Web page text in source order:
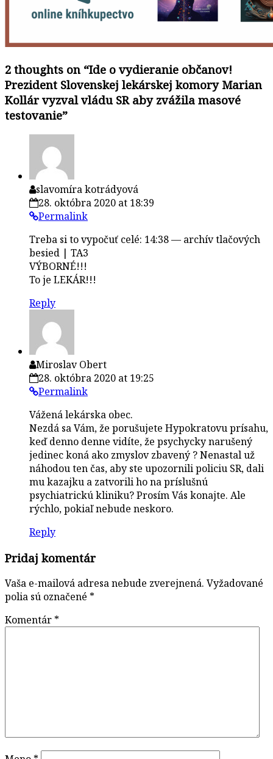
2 thoughts on “Ide o vydieranie občanov!
Prezident Slovenskej lekárskej komory Marian
Kollár vyzval vládu SR aby zvážila masové
testovanie”
slavomíra kotrádyová
28. októbra 2020 at 18:39
Permalink
Treba si to vypočuť celé: 14:38 — archív tlačových
besied | TA3
VÝBORNÉ!!!
To je LEKÁR!!!
Reply
Miroslav Obert
28. októbra 2020 at 19:25
Permalink
Vážená lekárska obec.
Nezdá sa Vám, že porušujete Hypokratovu prísahu,
keď denno denne vidíte, že psychycky narušený
jedinec koná ako zmyslov zbavený ? Nenastal už
náhodou ten čas, aby ste upozornili policiu SR, dali
mu kazajku a zatvorili ho na príslušnú
psychiatrickú kliniku? Prosím Vás konajte. Ale
rýchlo, pokiaľ nebude neskoro.
Reply
Pridaj komentár
Vaša e-mailová adresa nebude zverejnená. Vyžadované
polia sú označené *
Komentár *